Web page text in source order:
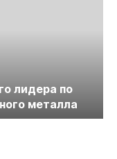
лидера по
металла